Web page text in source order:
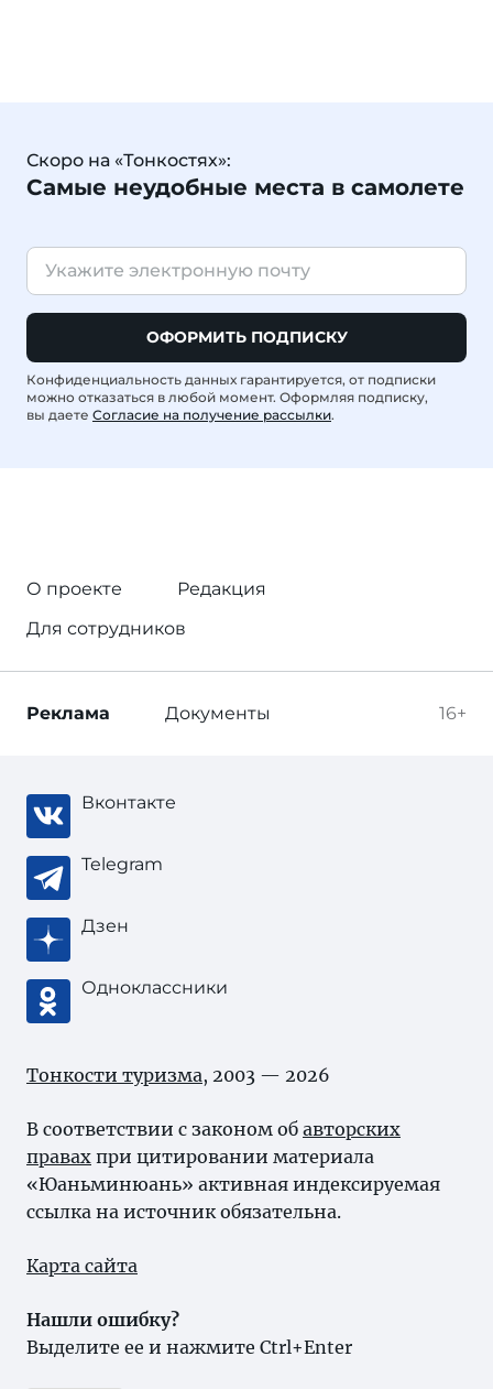
Скоро на «Тонкостях»:
Самые неудобные места в самолете
ОФОРМИТЬ ПОДПИСКУ
Конфиденциальность данных гарантируется, от подписки
можно отказаться в любой момент. Оформляя подписку,
вы даете Согласие на получение рассылки.
О проекте
Редакция
Для сотрудников
16+
Реклама Документы
Вконтакте
Telegram
Дзен
Одноклассники
Тонкости туризма, 2003 — 2026
В соответствии с законом об авторских
правах при цитировании материала
«Юаньминюань» активная индексируемая
ссылка на источник обязательна.
Карта сайта
Нашли ошибку?
Выделите ее и нажмите Ctrl+Enter